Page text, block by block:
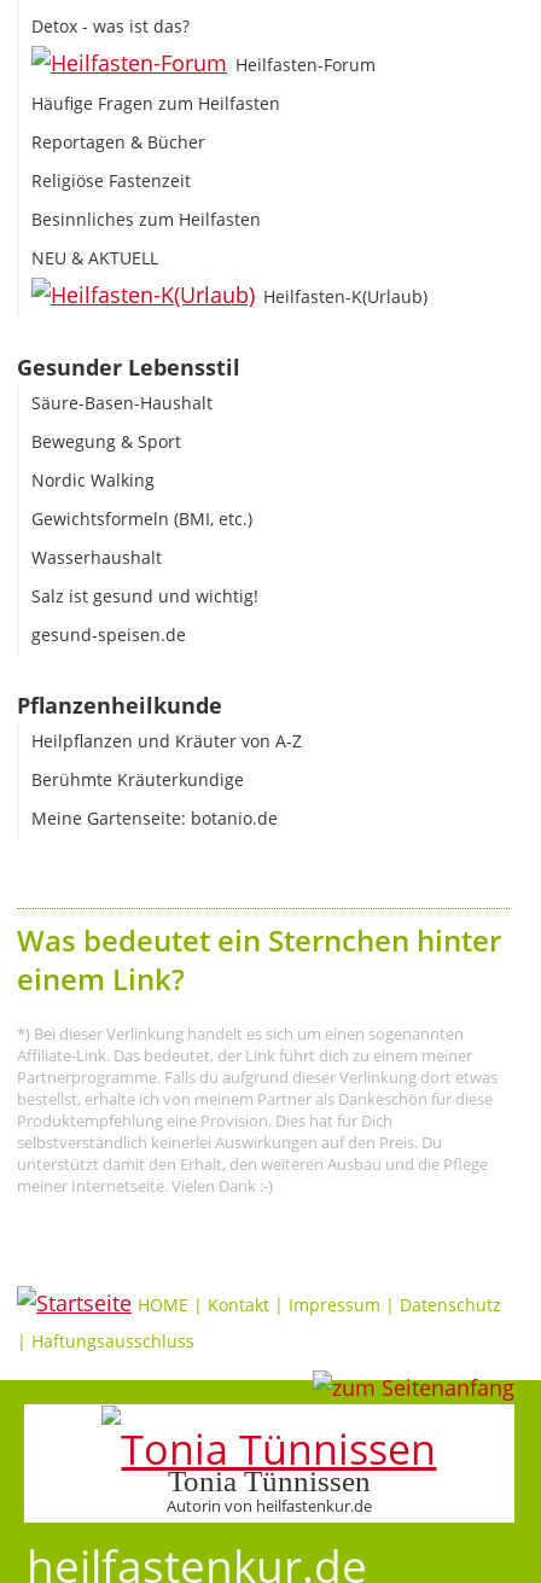
Detox - was ist das?
Heilfasten-Forum
Häufige Fragen zum Heilfasten
Reportagen & Bücher
Religiöse Fastenzeit
Besinnliches zum Heilfasten
NEU & AKTUELL
Heilfasten-K(Urlaub)
Gesunder Lebensstil
Säure-Basen-Haushalt
Bewegung & Sport
Nordic Walking
Gewichtsformeln (BMI, etc.)
Wasserhaushalt
Salz ist gesund und wichtig!
gesund-speisen.de
Pflanzenheilkunde
Heilpflanzen und Kräuter von A-Z
Berühmte Kräuterkundige
Meine Gartenseite: botanio.de
Was bedeutet ein Sternchen hinter
einem Link?
*) Bei dieser Verlinkung handelt es sich um einen sogenannten
Affiliate-Link. Das bedeutet, der Link führt dich zu einem meiner
Partnerprogramme. Falls du aufgrund dieser Verlinkung dort etwas
bestellst, erhalte ich von meinem Partner als Dankeschön für diese
Produktempfehlung eine Provision. Dies hat für Dich
selbstverständlich keinerlei Auswirkungen auf den Preis. Du
unterstützt damit den Erhalt, den weiteren Ausbau und die Pflege
meiner Internetseite. Vielen Dank :-)
HOME | Kontakt | Impressum | Datenschutz
| Haftungsausschluss
Tonia Tünnissen
Autorin von heilfastenkur.de
heilfastenkur.de